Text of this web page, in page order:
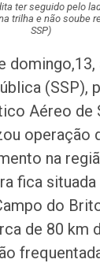
ter seguido pelo
trilha e não soube
SSP)
(SSP),
Aéreo de
operação
na
fica
do
de 80 km